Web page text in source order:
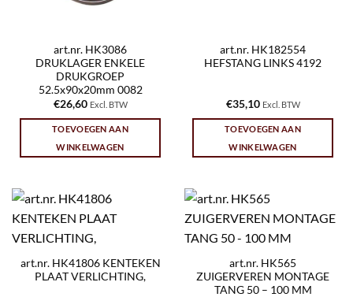
art.nr. HK3086
DRUKLAGER ENKELE
DRUKGROEP
52.5x90x20mm 0082
€26,60 Excl. BTW
TOEVOEGEN AAN
WINKELWAGEN
art.nr. HK182554
HEFSTANG LINKS 4192
€35,10 Excl. BTW
TOEVOEGEN AAN
WINKELWAGEN
art.nr. HK41806 KENTEKEN
PLAAT VERLICHTING,
art.nr. HK565
ZUIGERVEREN MONTAGE
TANG 50 – 100 MM